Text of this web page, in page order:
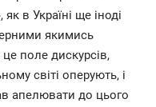
в Україні ще іноді
якимись
поле дискурсів,
світі оперують, і
апелювати до цього